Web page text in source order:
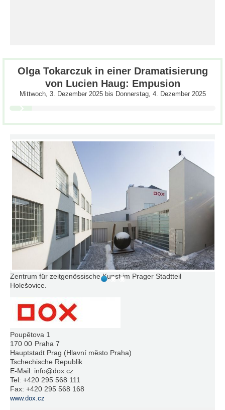
Olga Tokarczuk in einer Dramatisierung
von Lucien Haug: Empusion
Mittwoch, 3. Dezember 2025bis Donnerstag, 4. Dezember 2025
Zentrum für zeitgenössische Kunst im Prager Stadtteil
Holešovice.
Poupětova 1
170 00 Praha 7
Hauptstadt Prag (Hlavní město Praha)
Tschechische Republik
E-Mail: info@dox.cz
Tel: +420 295 568 111
Fax: +420 295 568 168
www.dox.cz